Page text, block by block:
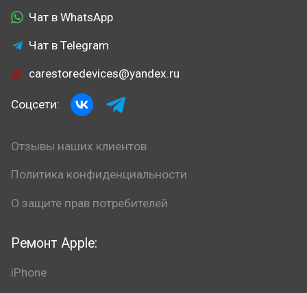
Ремонт Apple:
iPhone
Чат в WhatsApp
Чат в Telegram
carestoredevices@yandex.ru
Соцсети:
Отзывы наших клиентов
Политика конфиденциальности
О защите прав потребителей